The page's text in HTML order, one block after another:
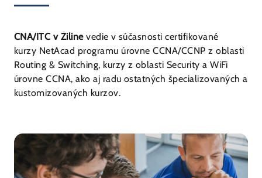
CNA/ITC v Žilinevedie v súčasnosti certifikované
kurzy NetAcad programu úrovne CCNA/CCNP z oblasti
Routing & Switching, kurzy z oblasti Security a WiFi
úrovne CCNA, ako aj radu ostatných špecializovaných a
kustomizovaných kurzov.